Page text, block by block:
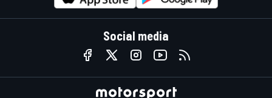
Social media